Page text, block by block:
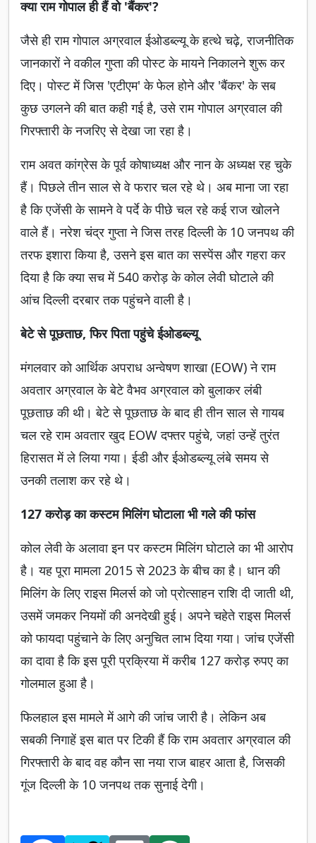
क्या राम गोपाल ही हैं वो 'बैंकर'?
जैसे ही राम गोपाल अग्रवाल ईओडब्ल्यू के हत्थे चढ़े, राजनीतिक
जानकारों ने वकील गुप्ता की पोस्ट के मायने निकालने शुरू कर
दिए। पोस्ट में जिस 'एटीएम' के फेल होने और 'बैंकर' के सब
कुछ उगलने की बात कही गई है, उसे राम गोपाल अग्रवाल की
गिरफ्तारी के नजरिए से देखा जा रहा है।
राम अवत कांग्रेस के पूर्व कोषाध्यक्ष और नान के अध्यक्ष रह चुके
हैं। पिछले तीन साल से वे फरार चल रहे थे। अब माना जा रहा
है कि एजेंसी के सामने वे पर्दे के पीछे चल रहे कई राज खोलने
वाले हैं। नरेश चंद्र गुप्ता ने जिस तरह दिल्ली के 10 जनपथ की
तरफ इशारा किया है, उसने इस बात का सस्पेंस और गहरा कर
दिया है कि क्या सच में 540 करोड़ के कोल लेवी घोटाले की
आंच दिल्ली दरबार तक पहुंचने वाली है।
बेटे से पूछताछ, फिर पिता पहुंचे ईओडब्ल्यू
मंगलवार को आर्थिक अपराध अन्वेषण शाखा (EOW) ने राम
अवतार अग्रवाल के बेटे वैभव अग्रवाल को बुलाकर लंबी
पूछताछ की थी। बेटे से पूछताछ के बाद ही तीन साल से गायब
चल रहे राम अवतार खुद EOW दफ्तर पहुंचे, जहां उन्हें तुरंत
हिरासत में ले लिया गया। ईडी और ईओडब्ल्यू लंबे समय से
उनकी तलाश कर रहे थे।
127 करोड़ का कस्टम मिलिंग घोटाला भी गले की फांस
कोल लेवी के अलावा इन पर कस्टम मिलिंग घोटाले का भी आरोप
है। यह पूरा मामला 2015 से 2023 के बीच का है। धान की
मिलिंग के लिए राइस मिलर्स को जो प्रोत्साहन राशि दी जाती थी,
उसमें जमकर नियमों की अनदेखी हुई। अपने चहेते राइस मिलर्स
को फायदा पहुंचाने के लिए अनुचित लाभ दिया गया। जांच एजेंसी
का दावा है कि इस पूरी प्रक्रिया में करीब 127 करोड़ रुपए का
गोलमाल हुआ है।
फिलहाल इस मामले में आगे की जांच जारी है। लेकिन अब
सबकी निगाहें इस बात पर टिकी हैं कि राम अवतार अग्रवाल की
गिरफ्तारी के बाद वह कौन सा नया राज बाहर आता है, जिसकी
गूंज दिल्ली के 10 जनपथ तक सुनाई देगी।